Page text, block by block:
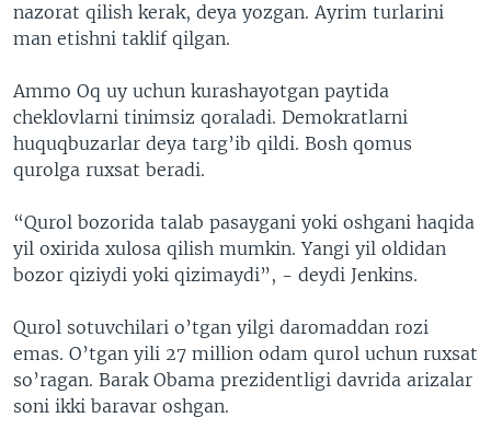
nazorat qilish kerak, deya yozgan. Ayrim turlarini
man etishni taklif qilgan.
Ammo Oq uy uchun kurashayotgan paytida
cheklovlarni tinimsiz qoraladi. Demokratlarni
huquqbuzarlar deya targ’ib qildi. Bosh qomus
qurolga ruxsat beradi.
“Qurol bozorida talab pasaygani yoki oshgani haqida
yil oxirida xulosa qilish mumkin. Yangi yil oldidan
bozor qiziydi yoki qizimaydi”, - deydi Jenkins.
Qurol sotuvchilari o’tgan yilgi daromaddan rozi
emas. O’tgan yili 27 million odam qurol uchun ruxsat
so’ragan. Barak Obama prezidentligi davrida arizalar
soni ikki baravar oshgan.